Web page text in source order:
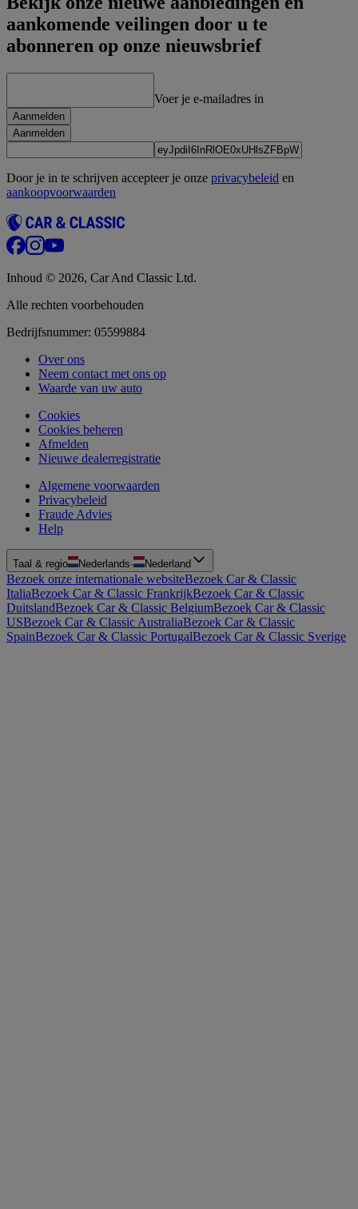
aankomende veilingen door u te
abonneren op onze nieuwsbrief
Voer je e-mailadres in
Aanmelden
Aanmelden
Door je in te schrijven accepteer je onze privacybeleid en
aankoopvoorwaarden
Inhoud © 2026, Car And Classic Ltd.
Alle rechten voorbehouden
Bedrijfsnummer: 05599884
Over ons
Neem contact met ons op
Waarde van uw auto
Cookies
Cookies beheren
Afmelden
Nieuwe dealerregistratie
Algemene voorwaarden
Privacybeleid
Fraude Advies
Help
Taal & regio Nederlands· Nederland
Bezoek onze internationale websiteBezoek Car & Classic
ItaliaBezoek Car & Classic FrankrijkBezoek Car & Classic
DuitslandBezoek Car & Classic BelgiumBezoek Car & Classic
USBezoek Car & Classic AustraliaBezoek Car & Classic
SpainBezoek Car & Classic PortugalBezoek Car & Classic Sverige